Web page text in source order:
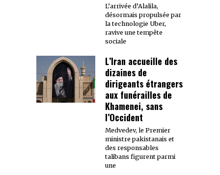
L’arrivée d’Alalila,
désormais propulsée par
la technologie Uber,
ravive une tempête
sociale
L’Iran accueille des
dizaines de
dirigeants étrangers
aux funérailles de
Khamenei, sans
l’Occident
Medvedev, le Premier
ministre pakistanais et
des responsables
talibans figurent parmi
une